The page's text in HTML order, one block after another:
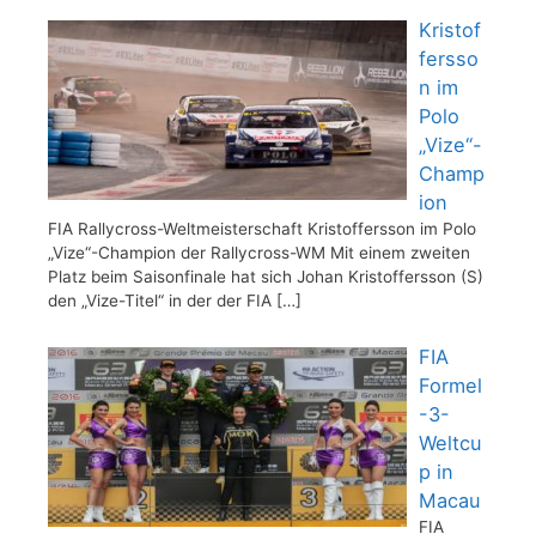
Kristof
fersso
n im
Polo
„Vize“-
Champ
ion
FIA Rallycross-Weltmeisterschaft Kristoffersson im Polo
„Vize“-Champion der Rallycross-WM Mit einem zweiten
Platz beim Saisonfinale hat sich Johan Kristoffersson (S)
den „Vize-Titel“ in der der FIA […]
FIA
Formel
-3-
Weltcu
p in
Macau
FIA